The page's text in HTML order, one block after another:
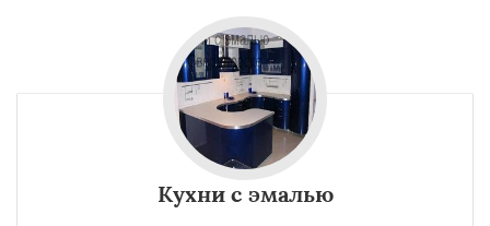
Кухни с эмалью